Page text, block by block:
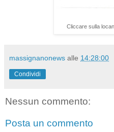
Cliccare sulla
massignanonews alle 14:28:00
Condividi
Nessun commento:
Posta un commento